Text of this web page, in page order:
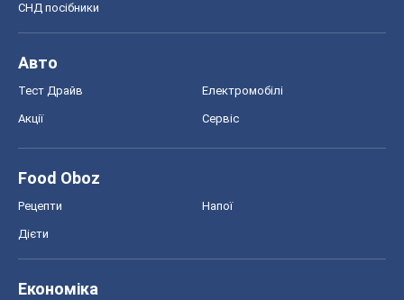
СНД посібники
Авто
Тест Драйв Електромобілі
Акції Сервіс
Food Oboz
Рецепти Напої
Дієти
Економіка